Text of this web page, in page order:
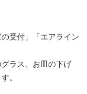
受付」「エアライン
グラス、お皿の下げ
。